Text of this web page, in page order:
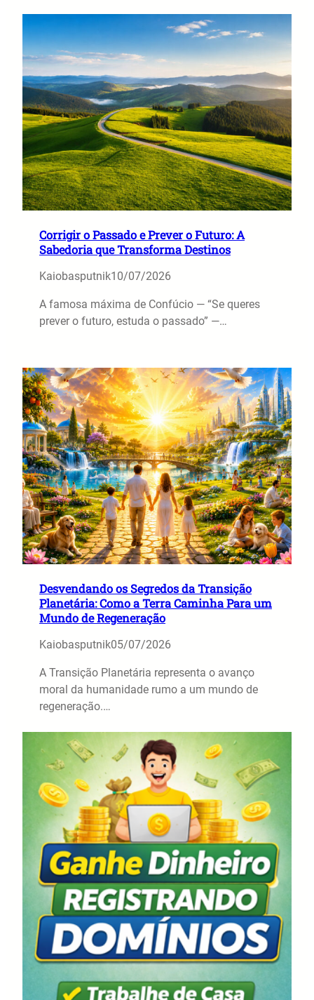
Corrigir o Passado e Prever o Futuro: A
Sabedoria que Transforma Destinos
Kaiobasputnik10/07/2026
A famosa máxima de Confúcio — “Se queres
prever o futuro, estuda o passado” —…
Desvendando os Segredos da Transição
Planetária: Como a Terra Caminha Para um
Mundo de Regeneração
Kaiobasputnik05/07/2026
A Transição Planetária representa o avanço
moral da humanidade rumo a um mundo de
regeneração.…